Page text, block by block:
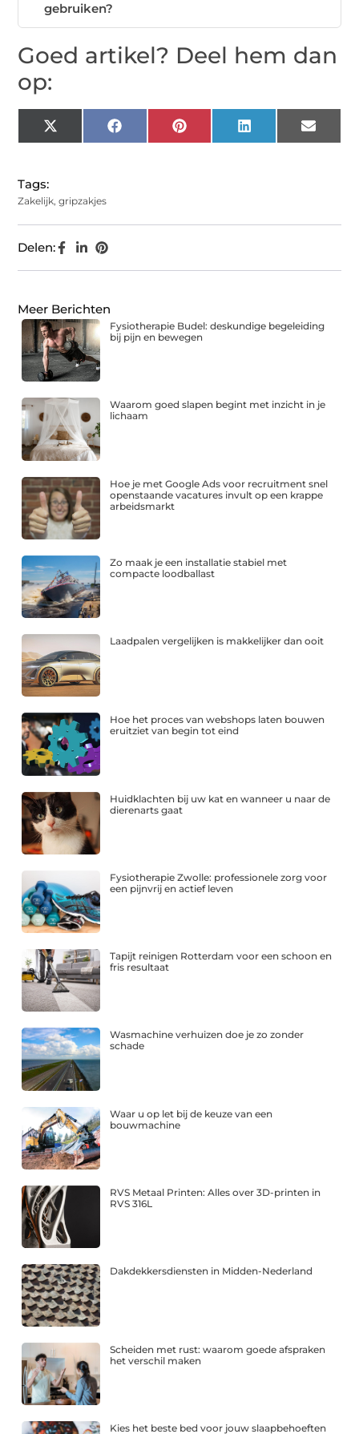
gebruiken?
Goed artikel? Deel hem dan
op:
X
(Twitter)
Facebook Pinterest LinkedIn Email
Tags:
Zakelijk,gripzakjes
Delen:
Meer Berichten
Fysiotherapie Budel: deskundige begeleiding
bij pijn en bewegen
Waarom goed slapen begint met inzicht in je
lichaam
Hoe je met Google Ads voor recruitment snel
openstaande vacatures invult op een krappe
arbeidsmarkt
Zo maak je een installatie stabiel met
compacte loodballast
Laadpalen vergelijken is makkelijker dan ooit
Hoe het proces van webshops laten bouwen
eruitziet van begin tot eind
Huidklachten bij uw kat en wanneer u naar de
dierenarts gaat
Fysiotherapie Zwolle: professionele zorg voor
een pijnvrij en actief leven
Tapijt reinigen Rotterdam voor een schoon en
fris resultaat
Wasmachine verhuizen doe je zo zonder
schade
Waar u op let bij de keuze van een
bouwmachine
RVS Metaal Printen: Alles over 3D-printen in
RVS 316L
Dakdekkersdiensten in Midden-Nederland
Scheiden met rust: waarom goede afspraken
het verschil maken
Kies het beste bed voor jouw slaapbehoeften